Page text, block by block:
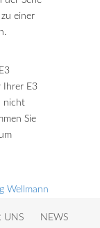
einer
Ihrer E3
nicht
Sie
Wellmann
UNS NEWS